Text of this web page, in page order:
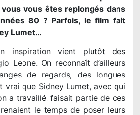
vous êtes replongés dans
80 ? Parfois, le film fait
Lumet…
inspiration vient plutôt des
Leone. On reconnaît d’ailleurs
de regards, des longues
vrai que Sidney Lumet, avec qui
a travaillé, faisait partie de ces
le temps de poser leurs